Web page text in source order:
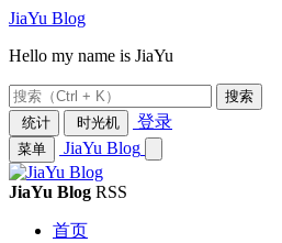
JiaYu Blog
Hello my name is JiaYu
搜索
统计
时光机 登录
菜单 JiaYu Blog
JiaYu Blog RSS
首页